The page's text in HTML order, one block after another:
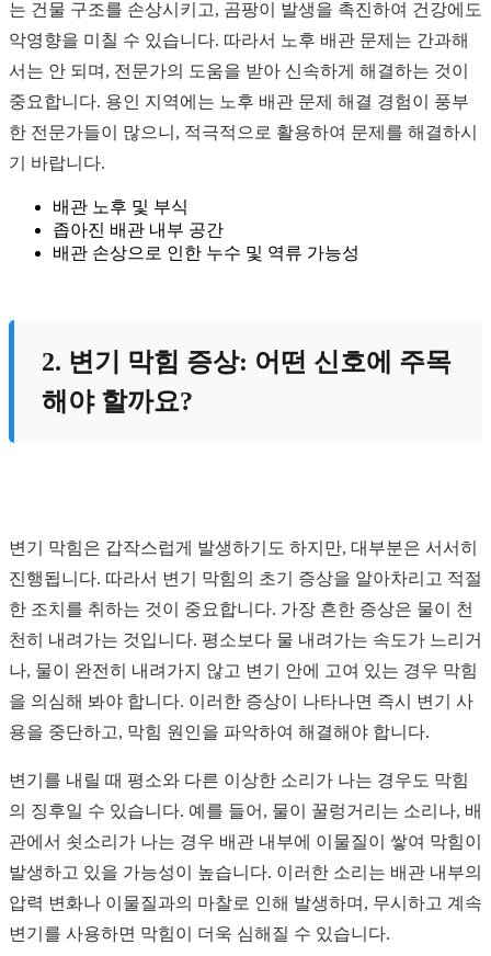
는 건물 구조를 손상시키고, 곰팡이 발생을 촉진하여 건강에도
악영향을 미칠 수 있습니다. 따라서 노후 배관 문제는 간과해
서는 안 되며, 전문가의 도움을 받아 신속하게 해결하는 것이
중요합니다. 용인 지역에는 노후 배관 문제 해결 경험이 풍부
한 전문가들이 많으니, 적극적으로 활용하여 문제를 해결하시
기 바랍니다.
배관 노후 및 부식
좁아진 배관 내부 공간
배관 손상으로 인한 누수 및 역류 가능성
2. 변기 막힘 증상: 어떤 신호에 주목
해야 할까요?
변기 막힘은 갑작스럽게 발생하기도 하지만, 대부분은 서서히
진행됩니다. 따라서 변기 막힘의 초기 증상을 알아차리고 적절
한 조치를 취하는 것이 중요합니다. 가장 흔한 증상은 물이 천
천히 내려가는 것입니다. 평소보다 물 내려가는 속도가 느리거
나, 물이 완전히 내려가지 않고 변기 안에 고여 있는 경우 막힘
을 의심해 봐야 합니다. 이러한 증상이 나타나면 즉시 변기 사
용을 중단하고, 막힘 원인을 파악하여 해결해야 합니다.
변기를 내릴 때 평소와 다른 이상한 소리가 나는 경우도 막힘
의 징후일 수 있습니다. 예를 들어, 물이 꿀렁거리는 소리나, 배
관에서 쇳소리가 나는 경우 배관 내부에 이물질이 쌓여 막힘이
발생하고 있을 가능성이 높습니다. 이러한 소리는 배관 내부의
압력 변화나 이물질과의 마찰로 인해 발생하며, 무시하고 계속
변기를 사용하면 막힘이 더욱 심해질 수 있습니다.